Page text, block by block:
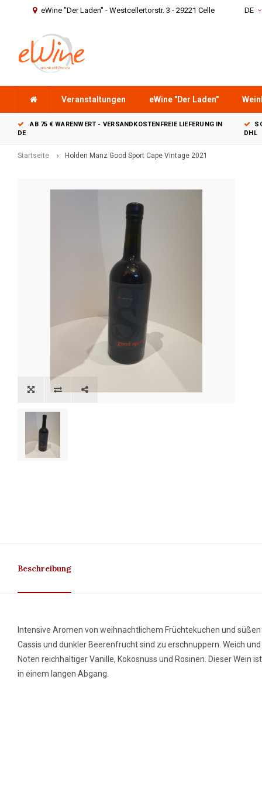
eWine "Der Laden" - Westcellertorstr. 3 - 29221 Celle DE
Veranstaltungen eWine "Der Laden"
AB 75 € WARENWERT - VERSANDKOSTENFREIE LIEFERUNG IN
DE
DHL
Startseite Holden Manz Good Sport Cape Vintage 2021
Beschreibung
Intensive Aromen von weihnachtlichem Früchtekuchen und
Cassis und dunkler Beerenfrucht sind zu erschnuppern. Weich
Noten reichhaltiger Vanille, Kokosnuss und Rosinen. Dieser Wein
in einem langen Abgang.